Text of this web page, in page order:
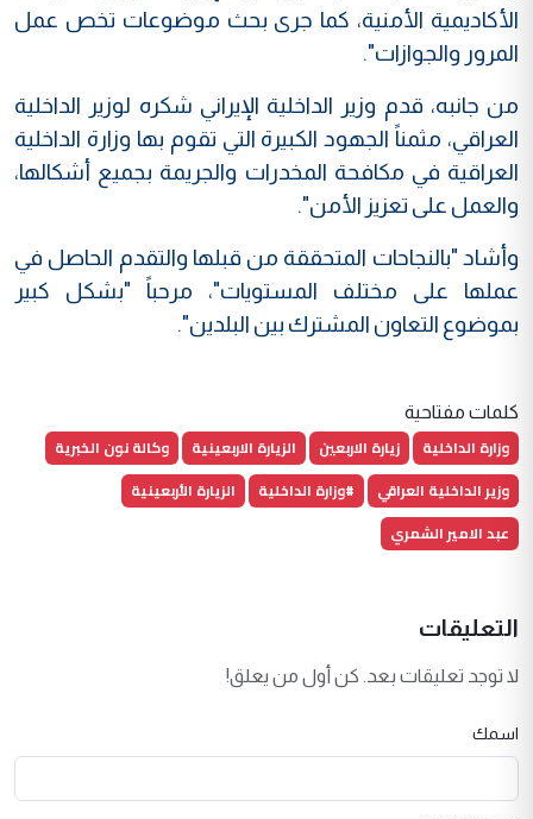
الأكاديمية الأمنية، كما جرى بحث موضوعات تخص عمل
المرور والجوازات".
من جانبه، قدم وزير الداخلية الإيراني شكره لوزير الداخلية
العراقي، مثمناً الجهود الكبيرة التي تقوم بها وزارة الداخلية
العراقية في مكافحة المخدرات والجريمة بجميع أشكالها،
والعمل على تعزيز الأمن".
وأشاد "بالنجاحات المتحققة من قبلها والتقدم الحاصل في
عملها على مختلف المستويات"، مرحباً "بشكل كبير
بموضوع التعاون المشترك بين البلدين".
كلمات مفتاحية
وزارة الداخلية زيارة الاربعين الزيارة الاربعينية
وكالة نون الخبرية
وزير الداخلية العراقي
#وزارة الداخلية
الزيارة الأربعينية
عبد الامير الشمري
التعليقات
لا توجد تعليقات بعد. كن أول من يعلق!
اسمك